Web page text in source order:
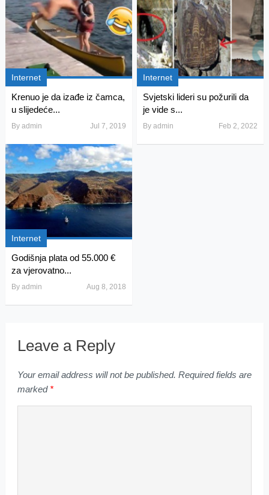
Internet
Krenuo je da izađe iz čamca,
u slijedeće...
By admin Jul 7, 2019
Internet
Svjetski lideri su požurili da
je vide s...
Byadmin Feb 2, 2022
Internet
Godišnja plata od 55.000 €
za vjerovatno...
By admin Aug 8, 2018
Leave a Reply
Your email address will not be published. Required fields are
marked *